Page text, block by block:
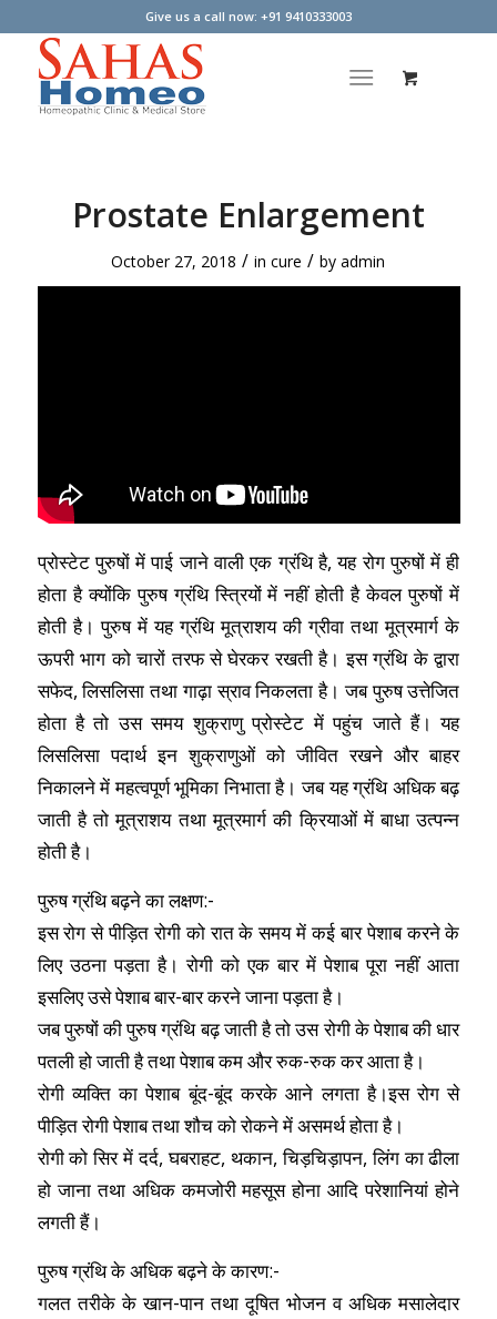
Give us a call now: +91 9410333003
Prostate Enlargement
October 27, 2018 / incure / byadmin
प्रोस्टेट पुरुषों में पाई जाने वाली एक ग्रंथि है, यह रोग पुरुषों में ही
होता है क्योंकि पुरुष ग्रंथि स्त्रियों में नहीं होती है केवल पुरुषों में
होती है। पुरुष में यह ग्रंथि मूत्राशय की ग्रीवा तथा मूत्रमार्ग के
ऊपरी भाग को चारों तरफ से घेरकर रखती है। इस ग्रंथि के द्वारा
सफेद, लिसलिसा तथा गाढ़ा स्राव निकलता है। जब पुरुष उत्तेजित
होता है तो उस समय शुक्राणु प्रोस्टेट में पहुंच जाते हैं। यह
लिसलिसा पदार्थ इन शुक्राणुओं को जीवित रखने और बाहर
निकालने में महत्वपूर्ण भूमिका निभाता है। जब यह ग्रंथि अधिक बढ़
जाती है तो मूत्राशय तथा मूत्रमार्ग की क्रियाओं में बाधा उत्पन्न
होती है।
पुरुष ग्रंथि बढ़ने का लक्षण:-
इस रोग से पीड़ित रोगी को रात के समय में कई बार पेशाब करने के
लिए उठना पड़ता है। रोगी को एक बार में पेशाब पूरा नहीं आता
इसलिए उसे पेशाब बार-बार करने जाना पड़ता है।
जब पुरुषों की पुरुष ग्रंथि बढ़ जाती है तो उस रोगी के पेशाब की धार
पतली हो जाती है तथा पेशाब कम और रुक-रुक कर आता है।
रोगी व्यक्ति का पेशाब बूंद-बूंद करके आने लगता है।इस रोग से
पीड़ित रोगी पेशाब तथा शौच को रोकने में असमर्थ होता है।
रोगी को सिर में दर्द, घबराहट, थकान, चिड़चिड़ापन, लिंग का ढीला
हो जाना तथा अधिक कमजोरी महसूस होना आदि परेशानियां होने
लगती हैं।
पुरुष ग्रंथि के अधिक बढ़ने के कारण:-
गलत तरीके के खान-पान तथा दूषित भोजन व अधिक मसालेदार